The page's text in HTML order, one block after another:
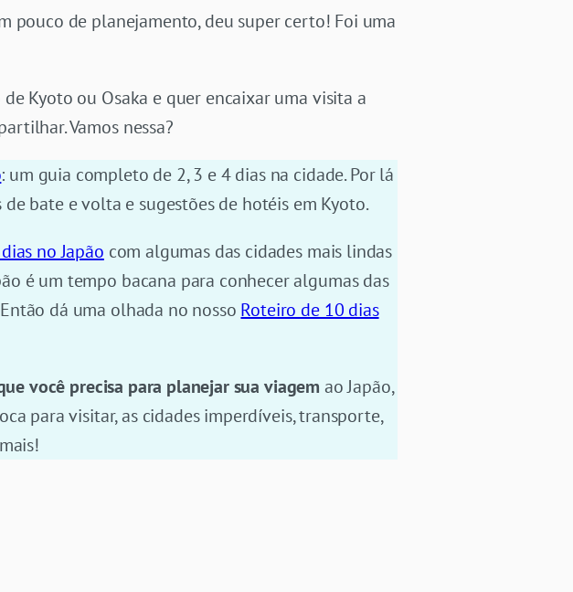
pouco de planejamento, deu super certo! Foi uma
Kyoto ou Osaka e quer encaixar uma visita a
Vamos nessa?
: um guia completo de 2, 3 e 4 dias na cidade. Por lá
bate e volta e sugestões de hotéis em Kyoto.
no Japão com algumas das cidades mais lindas
é um tempo bacana para conhecer algumas das
dá uma olhada no nosso Roteiro de 10 dias
você precisa para planejar sua viagem ao Japão,
para visitar, as cidades imperdíveis, transporte,